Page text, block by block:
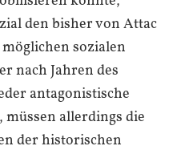
den bisher von Attac
sozialen
nach Jahren des
antagonistische
allerdings die
der historischen